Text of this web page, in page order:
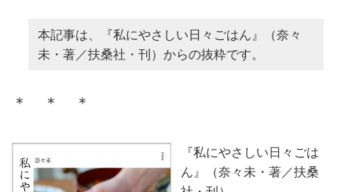
本記事は、『私にやさしい日々ごはん』（奈々
未・著／扶桑社・刊）からの抜粋です。
＊ ＊ ＊
『私にやさしい日々ごは
ん』（奈々未・著／扶桑